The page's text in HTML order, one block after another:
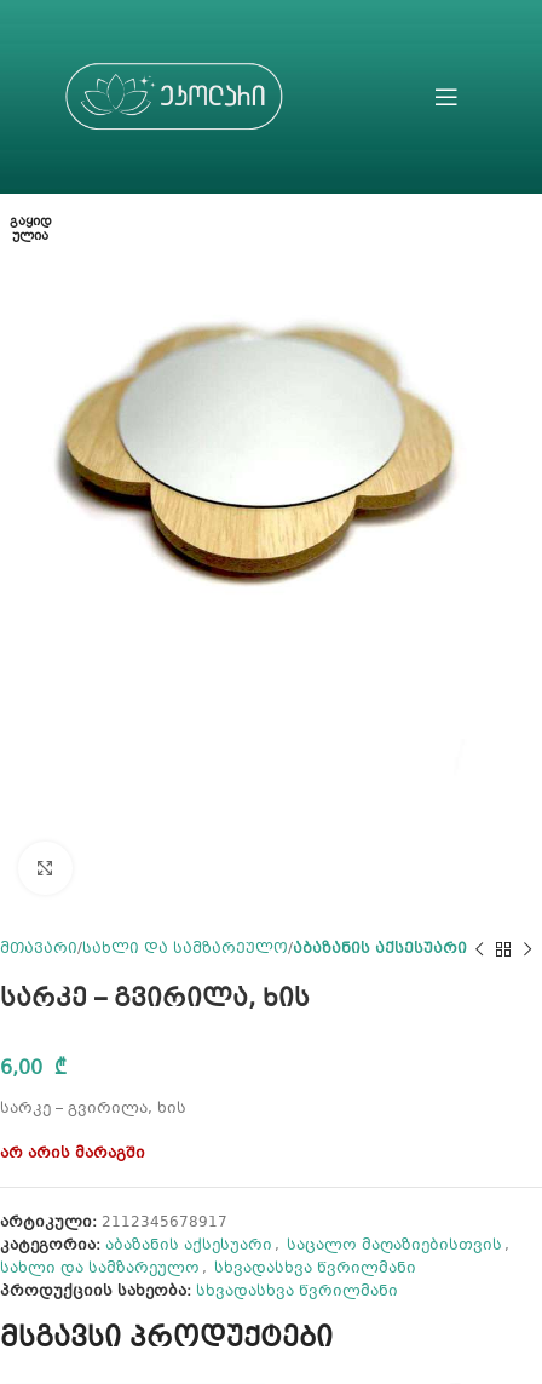
ᲒᲐᲧᲘᲓ
ᲣᲚᲘᲐ
მთავარი სახლი და სამზარეულო აბაზანის აქსესუარი
სარკე – გვირილა, ხის
6,00 ₾
სარკე – გვირილა, ხის
არ არის მარაგში
არტიკული: 2112345678917
კატეგორია: აბაზანის აქსესუარი , საცალო მაღაზიებისთვის ,
სახლი და სამზარეულო , სხვადასხვა წვრილმანი
პროდუქციის სახეობა: სხვადასხვა წვრილმანი
მსგავსი პროდუქტები